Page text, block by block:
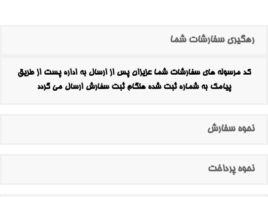
رهگیری سفارشات شما
کد مرسوله های سفارشات شما عزیزان پس از ارسال به اداره پست از طریق
پیامک به شماره ثبت شده هنگام ثبت سفارش ارسال می گردد
نحوه سفارش
نحوه پرداخت